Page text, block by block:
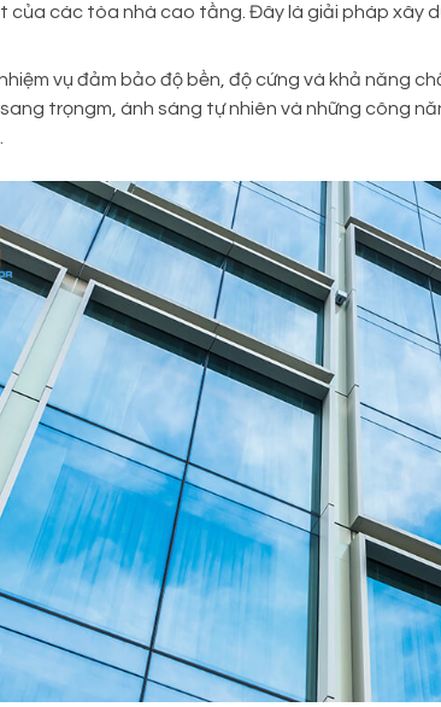
của các tòa nhà cao tầng. Đây là giải pháp xây
vụ đảm bảo độ bền, độ cứng và khả năng
trọngm, ánh sáng tự nhiên và những công